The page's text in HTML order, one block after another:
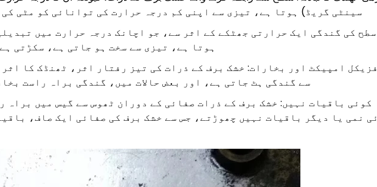
سینٹی گریڈ) ہوتا ہے، تیزی سے اپنی کم درجہ حرارت کی توانائی کو مٹی
ہوتا ہے، تیزی سے سخت ہو جاتی ہے، سکڑتی
امپیکٹ اور بخارات: خشک برف کے ذرات کی تیز رفتار اثر، ٹھنڈک کا
سے گندگی ہٹ جاتی ہے، اور بعض حالات میں، گندگی براہ راست
کوئی باقیات نہیں: خشک برف کے ذرات صفائی کے دوران ٹھوس سے گیس میں براہ
نمی یا دیگر باقیات نہیں چھوڑتے، جس سے خشک برف کی صفائی ایک صاف،